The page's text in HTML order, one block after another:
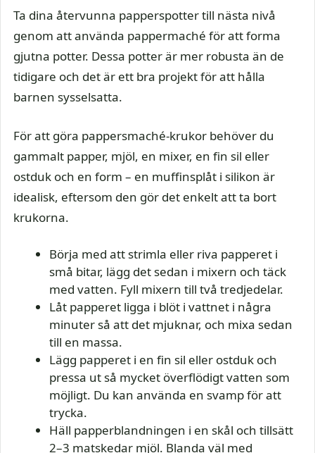
Ta dina återvunna papperspotter till nästa nivå
genom att använda pappermaché för att forma
gjutna potter. Dessa potter är mer robusta än de
tidigare och det är ett bra projekt för att hålla
barnen sysselsatta.
För att göra pappersmaché-krukor behöver du
gammalt papper, mjöl, en mixer, en fin sil eller
ostduk och en form – en muffinsplåt i silikon är
idealisk, eftersom den gör det enkelt att ta bort
krukorna.
Börja med att strimla eller riva papperet i
små bitar, lägg det sedan i mixern och täck
med vatten. Fyll mixern till två tredjedelar.
Låt papperet ligga i blöt i vattnet i några
minuter så att det mjuknar, och mixa sedan
till en massa.
Lägg papperet i en fin sil eller ostduk och
pressa ut så mycket överflödigt vatten som
möjligt. Du kan använda en svamp för att
trycka.
Häll papperblandningen i en skål och tillsätt
2–3 matskedar mjöl. Blanda väl med